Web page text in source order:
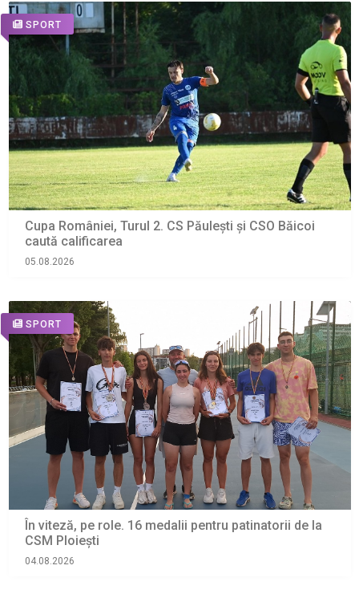
SPORT
Cupa României, Turul 2. CS Păulești și CSO Băicoi
caută calificarea
05.08.2026
SPORT
În viteză, pe role. 16 medalii pentru patinatorii de la
CSM Ploiești
04.08.2026